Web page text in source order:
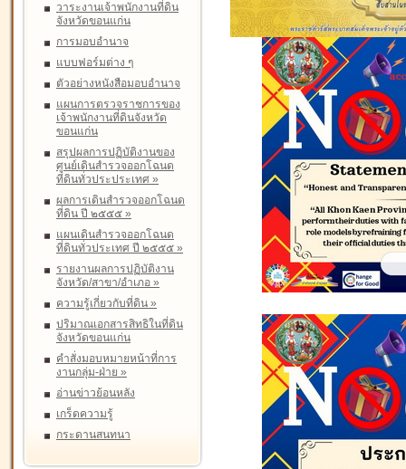
วาระงานเจ้าพนักงานที่ดิน
จังหวัดขอนแก่น
การมอบอำนาจ
แบบฟอร์มต่าง ๆ
ตัวอย่างหนังสือมอบอำนาจ
แผนการตรวจราชการของ
เจ้าพนักงานที่ดินจังหวัด
ขอนแก่น
สรุปผลการปฏิบัติงานของ
ศูนย์เดินสำรวจออกโฉนด
ที่ดินทั่วประประเทศ »
ผลการเดินสำรวจออกโฉนด
ที่ดิน ปี ๒๕๕๕ »
แผนเดินสำรวจออกโฉนด
ที่ดินทั่วประเทศ ปี ๒๕๕๕ »
รายงานผลการปฏิบัติงาน
จังหวัด/สาขา/อำเภอ »
ความรู้เกี่ยวกับที่ดิน »
ปริมาณเอกสารสิทธิในที่ดิน
จังหวัดขอนแก่น
คำสั่งมอบหมายหน้าที่การ
งานกลุ่ม-ฝ่าย »
อ่านข่าวย้อนหลัง
เกร็ดความรู้
กระดานสนทนา